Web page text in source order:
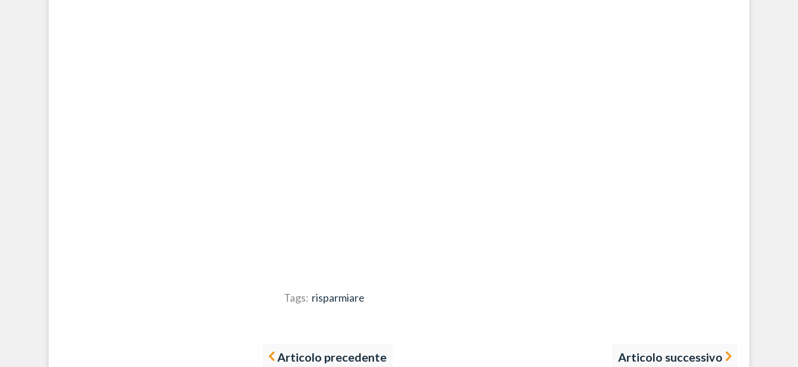
Tags: risparmiare
Articolo precedente Articolo successivo